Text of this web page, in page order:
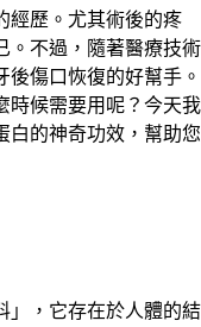
經歷。尤其術後的疼
。不過，隨著醫療技術
傷口恢復的好幫手。
時候需要用呢？今天我
白的神奇功效，幫助您
」，它存在於人體的結